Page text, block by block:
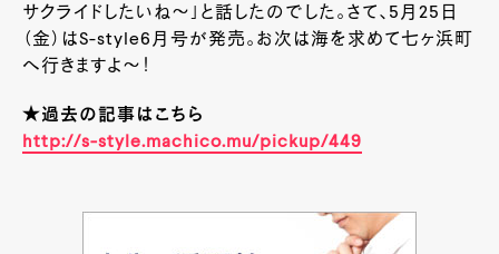
サクライドしたいね～」と話したのでした。さて、5月25日
（金）はS-style6月号が発売。お次は海を求めて七ヶ浜町
へ行きますよ～！
★過去の記事はこちら
http://s-style.machico.mu/pickup/449